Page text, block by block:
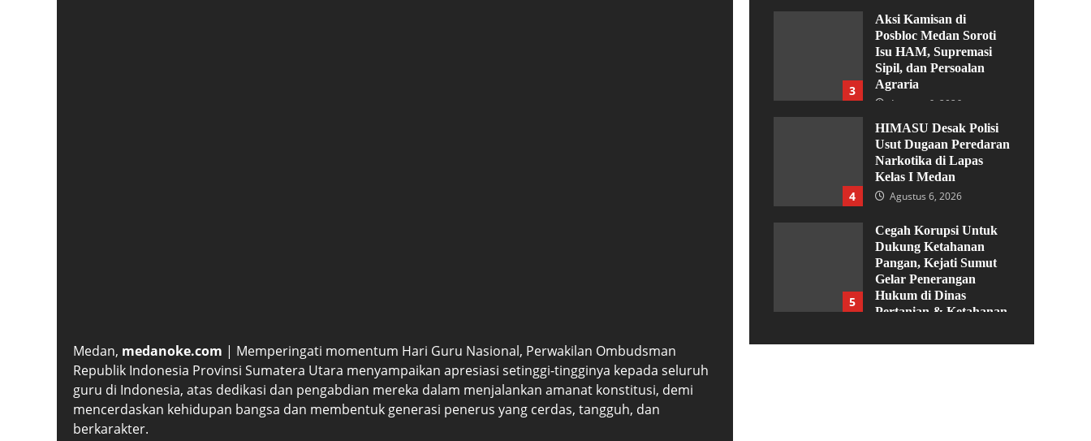
Medan, medanoke.com | Memperingati momentum Hari Guru Nasional, Perwakilan Ombudsman
Republik Indonesia Provinsi Sumatera Utara menyampaikan apresiasi setinggi-tingginya kepada seluruh
guru di Indonesia, atas dedikasi dan pengabdian mereka dalam menjalankan amanat konstitusi, demi
mencerdaskan kehidupan bangsa dan membentuk generasi penerus yang cerdas, tangguh, dan
berkarakter.
3
Aksi Kamisan di
Posbloc Medan Soroti
Isu HAM, Supremasi
Sipil, dan Persoalan
Agraria
Agustus 6, 2026
4
HIMASU Desak Polisi
Usut Dugaan Peredaran
Narkotika di Lapas
Kelas I Medan
Agustus 6, 2026
5
Cegah Korupsi Untuk
Dukung Ketahanan
Pangan, Kejati Sumut
Gelar Penerangan
Hukum di Dinas
Pertanian & Ketahanan
Agustus 5, 2026